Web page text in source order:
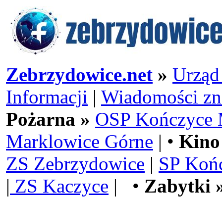
Zebrzydowice.net »
Informacji | Wiadomości
Pożarna » OSP Kończyce
Marklowice Górne | •
ZS Zebrzydowice | SP
| ZS Kaczyce | • Zabytki